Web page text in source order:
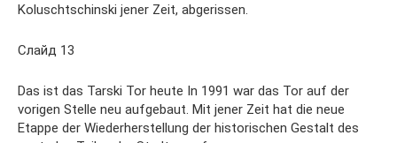
Koluschtschinski jener Zeit, abgerissen.
Слайд 13
Das ist das Tarski Tor heute In 1991 war das Tor auf der
vorigen Stelle neu aufgebaut. Mit jener Zeit hat die neue
Etappe der Wiederherstellung der historischen Gestalt des